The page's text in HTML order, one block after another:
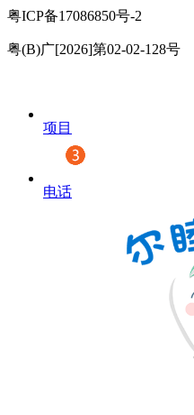
粤ICP备17086850号-2
粤(B)广[2026]第02-02-128号
项目
电话